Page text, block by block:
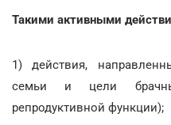
Такими активными
1) действия,
семьи и цели
репродуктивной функции);